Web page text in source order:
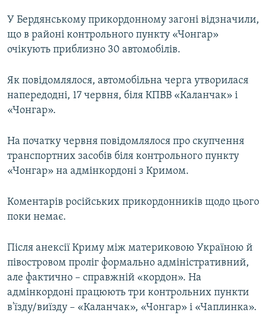
У Бердянському прикордонному загоні відзначили,
що в районі контрольного пункту «Чонгар»
очікують приблизно 30 автомобілів.
Як повідомлялося, автомобільна черга утворилася
напередодні, 17 червня, біля КПВВ «Каланчак» і
«Чонгар».
На початку червня повідомлялося про скупчення
транспортних засобів біля контрольного пункту
«Чонгар» на адмінкордоні з Кримом.
Коментарів російських прикордонників щодо цього
поки немає.
Після анексії Криму між материковою Україною й
півостровом проліг формально адміністративний,
але фактично – справжній «кордон». На
адмінкордоні працюють три контрольних пункти
в'їзду/виїзду – «Каланчак», «Чонгар» і «Чаплинка».